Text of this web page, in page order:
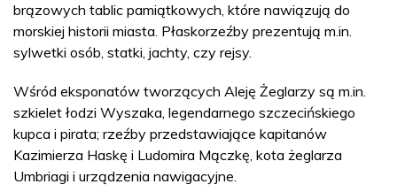
brązowych tablic pamiątkowych, które nawiązują do
morskiej historii miasta. Płaskorzeźby prezentują m.in.
sylwetki osób, statki, jachty, czy rejsy.
Wśród eksponatów tworzących Aleję Żeglarzy są m.in.
szkielet łodzi Wyszaka, legendarnego szczecińskiego
kupca i pirata; rzeźby przedstawiające kapitanów
Kazimierza Haskę i Ludomira Mączkę, kota żeglarza
Umbriagi i urządzenia nawigacyjne.